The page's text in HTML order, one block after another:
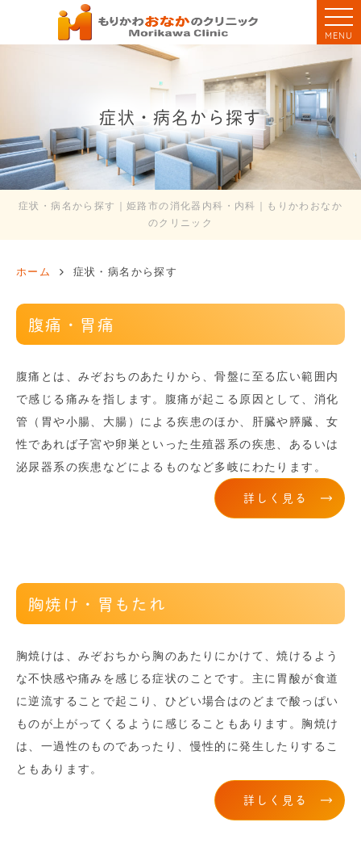
MENU
症状・病名から探す
症状・病名から探す｜姫路市の消化器内科・内科｜もりかわおなか
のクリニック
ホーム 症状・病名から探す
腹痛・胃痛
腹痛とは、みぞおちのあたりから、骨盤に至る広い範囲内
で感じる痛みを指します。腹痛が起こる原因として、消化
管（胃や小腸、大腸）による疾患のほか、肝臓や膵臓、女
性であれば子宮や卵巣といった生殖器系の疾患、あるいは
泌尿器系の疾患などによるものなど多岐にわたります。
詳しく見る
胸焼け・胃もたれ
胸焼けは、みぞおちから胸のあたりにかけて、焼けるよう
な不快感や痛みを感じる症状のことです。主に胃酸が食道
に逆流することで起こり、ひどい場合はのどまで酸っぱい
ものが上がってくるように感じることもあります。胸焼け
は、一過性のものであったり、慢性的に発生したりするこ
ともあります。
詳しく見る